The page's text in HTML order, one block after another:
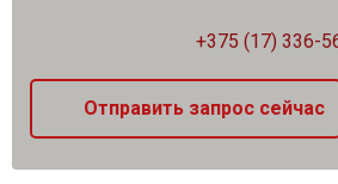
+375 (17) 336-
Отправить запрос сейчас